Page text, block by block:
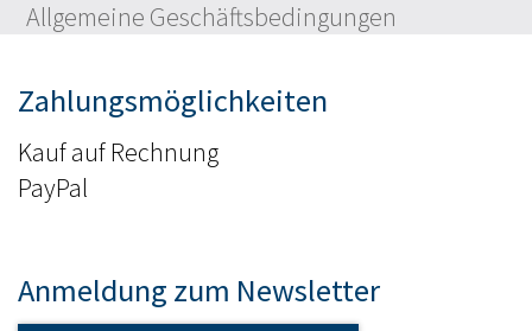
Allgemeine Geschäftsbedingungen
Zahlungsmöglichkeiten
Kauf auf Rechnung
PayPal
Anmeldung zum Newsletter